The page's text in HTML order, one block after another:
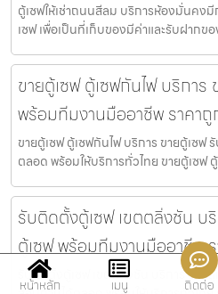
ตู้เซฟให้เช่าถนนสีลม บริการห้องมั่นคงมี
เซฟ เพื่อเป็นที่เก็บของมีค่าและรับฝากข
ขายตู้เซฟ ตู้เซฟกันไฟ บริกา
พร้อมทีมงานมืออาชีพ ราคาถู
ขายตู้เซฟ ตู้เซฟกันไฟ บริการ ขายตู้เซ
ตลอด พร้อมให้บริการทั่วไทย ขายตู้เซฟ
รับติดตั้งตู้เซฟ เขตตลิ่งชัน บ
ตู้เซฟ พร้อมทีมงานมืออาชีพ
รับติดตั้งตู้เซฟ เขตตลิ่งชัน บริการ ขาย
หน้าหลัก เมนู ติดต่อ